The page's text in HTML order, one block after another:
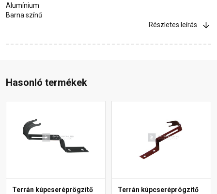
Alumínium
Barna színű
Részletes leírás
Hasonló termékek
Terrán kúpcseréprögzítő
Terrán kúpcseréprögzítő